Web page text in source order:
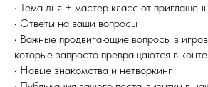
• Тема дня + мастер класс от
• Ответы на ваши вопросы
• Важные продвигающие вопросы в
которые запросто превращаются в
• Новые знакомства и нетворкинг